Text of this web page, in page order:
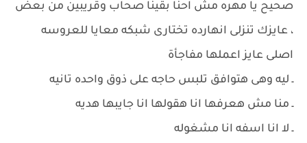
صحيح يا مهره مش احنا بقينا صحاب وقريبين من بعض
، عايزك تنزلى انهارده تختارى شبكه معايا للعروسه
اصلى عايز اعملها مفاجأة
ـ ليه وهى هتوافق تلبس حاجه على ذوق واحده تانيه
ـ منا مش هعرفها انا هقولها انا جايبها هديه
ـ لا انا اسفه انا مشغوله